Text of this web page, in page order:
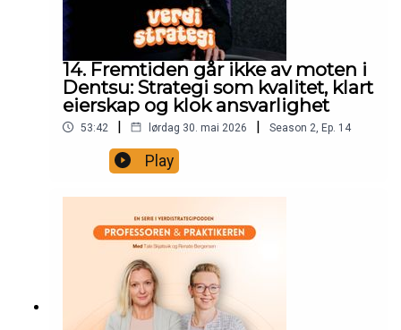
14. Fremtiden går ikke av moten i
Dentsu: Strategi som kvalitet, klart
eierskap og klok ansvarlighet
53:42 | lørdag 30. mai 2026 | Season 2 Ep. 14
Play